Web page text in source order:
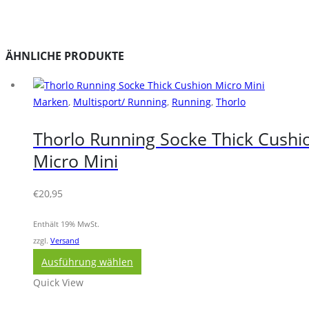
ÄHNLICHE PRODUKTE
Marken, Multisport/ Running, Running, Thorlo
Thorlo Running Socke Thick
Micro Mini
€20,95
Enthält 19% MwSt.
zzgl. Versand
Ausführung wählen
Produkt
Quick View